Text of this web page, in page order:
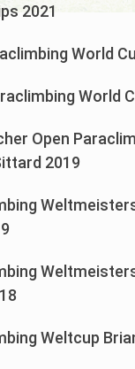
2021
World
World
Open
2019
Weltcup